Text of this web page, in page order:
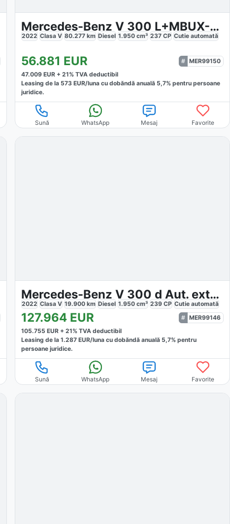
Mercedes-Benz V 300 L+MBUX-NAVI+2xKLIMA+LED+AHK2,5T+7-SITZER
2022 Clasa V 80.277km Diesel 1.950cm³ 237CP Cutie automată
56.881 EUR
MER99150
47.009EUR + 21% TVA deductibil
Leasing de la 573EUR/lunacu dobăndă anuală 5,7% pentru persoane
juridice.
Sună WhatsApp Mesaj Favorite
Mercedes-Benz V 300 d Aut. extralang 4MAT AMG Airmatik VIP MH
2022 Clasa V 19.900km Diesel 1.950cm³ 239CP Cutie automată
127.964EUR
MER99146
105.755 EUR + 21% TVA deductibil
Leasing de la 1.287EUR/lunacu dobăndă anuală 5,7% pentru
persoane juridice.
Sună WhatsApp Mesaj Favorite